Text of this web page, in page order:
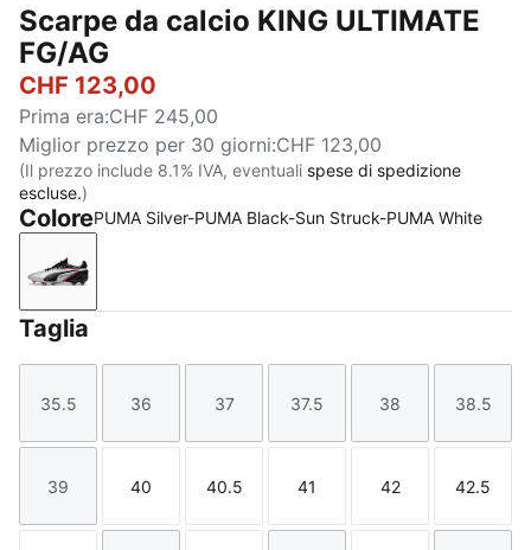
Scarpe da calcio KING ULTIMATE
FG/AG
CHF 123,00
Prima era:CHF 245,00
Miglior prezzo per 30 giorni:CHF 123,00
(Il prezzo include 8.1% IVA, eventuali spese di spedizione
escluse.)
ColorePUMA Silver-PUMA Black-Sun Struck-PUMA White
PUMA Silver-PUMA Black-Sun Struck-PUMA White
Taglia
Taglia
35.5
Taglia
36
Taglia
37
Taglia
37.5
Taglia
38
Taglia
38.5
Taglia
39
Taglia
40
Taglia
40.5
Taglia
41
Taglia
42
Taglia
42.5